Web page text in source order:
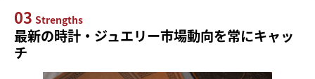
03 Strengths
最新の時計・ジュエリー市場動向を常にキャッ
チ